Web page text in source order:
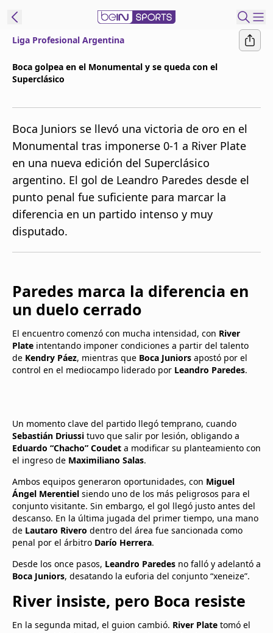
beIN XTRA
Administrar
notificaciones
Programación
Contáctanos
Liga Profesional Argentina
Boca golpea en el Monumental y se queda con el
Superclásico
Boca Juniors se llevó una victoria de oro en el
Monumental tras imponerse 0-1 a River Plate
en una nueva edición del Superclásico
argentino. El gol de Leandro Paredes desde el
punto penal fue suficiente para marcar la
diferencia en un partido intenso y muy
disputado.
Paredes marca la diferencia en
un duelo cerrado
El encuentro comenzó con mucha intensidad, con River
Plate intentando imponer condiciones a partir del talento
de Kendry Páez, mientras que Boca Juniors apostó por el
control en el mediocampo liderado por Leandro Paredes.
Un momento clave del partido llegó temprano, cuando
Sebastián Driussi tuvo que salir por lesión, obligando a
Eduardo “Chacho” Coudet a modificar su planteamiento con
el ingreso de Maximiliano Salas.
Ambos equipos generaron oportunidades, con Miguel
Ángel Merentiel siendo uno de los más peligrosos para el
conjunto visitante. Sin embargo, el gol llegó justo antes del
descanso. En la última jugada del primer tiempo, una mano
de Lautaro Rivero dentro del área fue sancionada como
penal por el árbitro Darío Herrera.
Desde los once pasos, Leandro Paredes no falló y adelantó a
Boca Juniors, desatando la euforia del conjunto “xeneize”.
River insiste, pero Boca resiste
En la segunda mitad, el guion cambió. River Plate tomó el